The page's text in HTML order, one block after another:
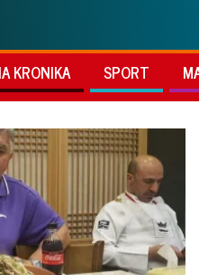
KRONIKA SPORT